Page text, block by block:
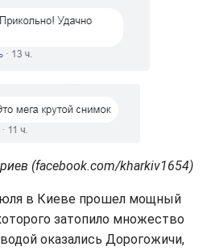
(facebook.com/kharkiv1654)
в Киеве прошел мощный
затопило множество
оказались Дорогожичи,